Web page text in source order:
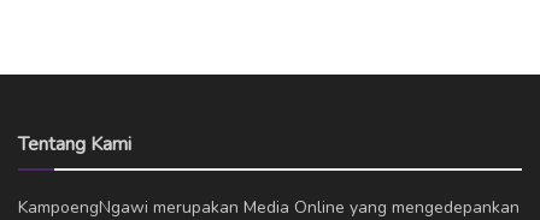
Tentang Kami
KampoengNgawi merupakan Media Online yang mengedepankan